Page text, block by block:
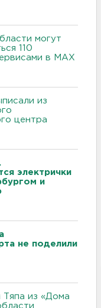
могут
110
в МАХ
из
центра
электрички
и
не поделили
из «Дома